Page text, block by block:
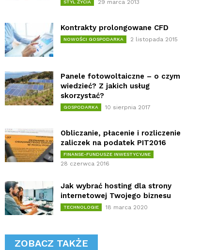
STYL ŻYCIA 29 marca 2013
Kontrakty prolongowane CFD
NOWOŚCI GOSPODARKA 2 listopada 2015
Panele fotowoltaiczne – o czym
wiedzieć? Z jakich usług
skorzystać?
GOSPODARKA 10 sierpnia 2017
Obliczanie, płacenie i rozliczenie
zaliczek na podatek PIT2016
FINANSE-FUNDUSZE INWESTYCYJNE
28 czerwca 2016
Jak wybrać hosting dla strony
internetowej Twojego biznesu
TECHNOLOGIE 18 marca 2020
ZOBACZ TAKŻE